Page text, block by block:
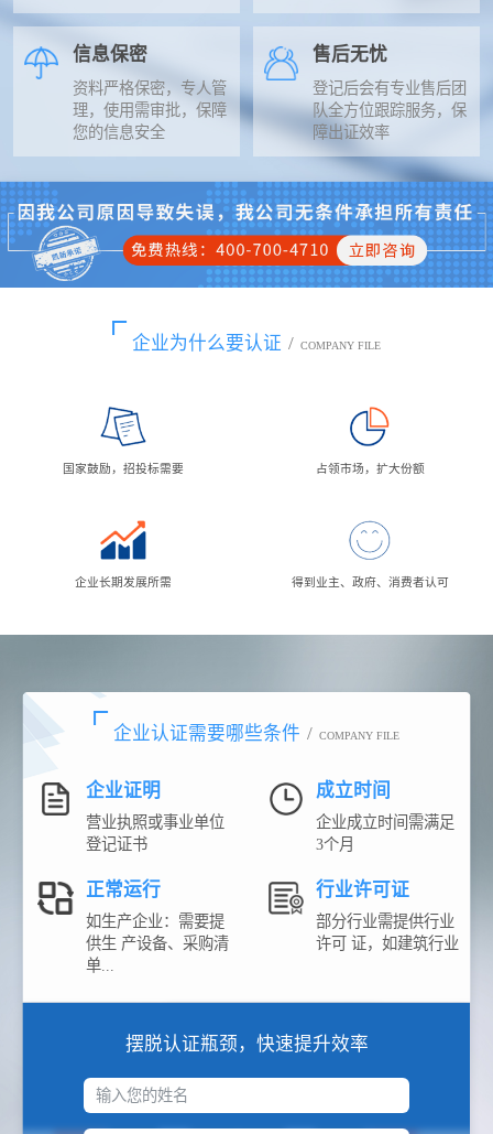
信息保密
资料严格保密，专人管
理，使用需审批，保障
您的信息安全
售后无忧
登记后会有专业售后团
队全方位跟踪服务，保
障出证效率
企业为什么要认证 / COMPANY FILE
国家鼓励，招投标需要 占领市场，扩大份额
企业长期发展所需 得到业主、政府、消费者认可
企业认证需要哪些条件 / COMPANY FILE
企业证明
营业执照或事业单位
登记证书
成立时间
企业成立时间需满足
3个月
正常运行
如生产企业：需要提
供生 产设备、采购清
单...
行业许可证
部分行业需提供行业
许可 证，如建筑行业
摆脱认证瓶颈，快速提升效率
输入您的姓名